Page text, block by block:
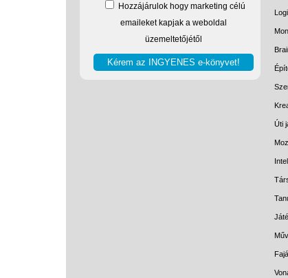
Hozzájárulok hogy marketing célú
emaileket kapjak a weboldal
üzemeltetőjétől
Úti